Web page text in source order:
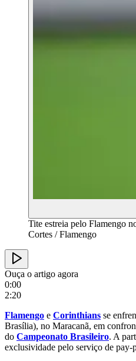
Tite estreia pelo Flamengo
Cortes / Flamengo
Ouça o artigo agora
0:00
2:20
Flamengo e Corinthians se
Brasília), no Maracanã, em
do Campeonato Brasileiro. A
exclusividade pelo serviço de pay-